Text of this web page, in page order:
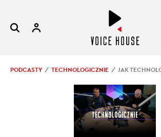
PODCASTY TECHNOLOGICZNIE